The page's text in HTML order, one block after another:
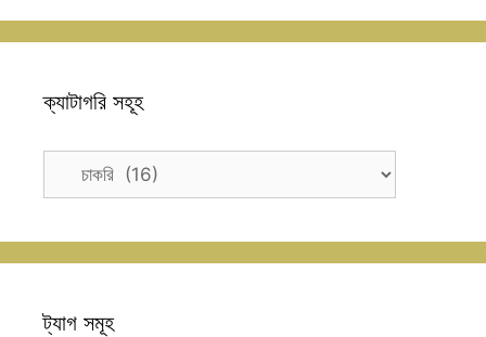
ক্যাটাগরি সহূহ
ট্যাগ সমূহ